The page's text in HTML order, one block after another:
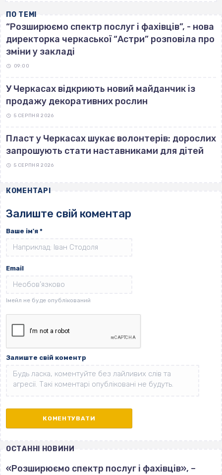
ПО ТЕМІ
“Розширюємо спектр послуг і фахівців”, - нова
директорка черкаської “Астри” розповіла про
зміни у закладі
09:00
У Черкасах відкриють новий майданчик із
продажу декоративних рослин
5 СЕРПНЯ 2026
Пласт у Черкасах шукає волонтерів: дорослих
запрошують стати наставниками для дітей
5 СЕРПНЯ 2026
КОМЕНТАРІ
Залиште свій коментар
Ваше ім'я *
Email
Залиште свій коментр
ОСТАННІ НОВИНИ
«Розширюємо спектр послуг і фахівців», –